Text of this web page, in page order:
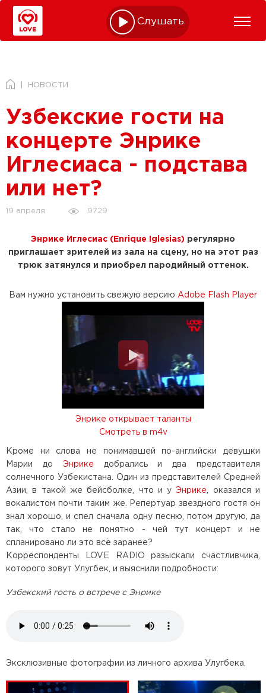
Слушать online
НОВОСТИ
Узбекские гости на
концерте Энрике
Иглесиаса - подстава
или нет?
19 апреля 9729
Энрике Иглесиас (Enrique Iglesias) регулярно
приглашает зрителей из зала на сцену, но на этот раз
трюк затянулся и приобрел пародийный оттенок.
Вам нужно установить свежую версию Adobe Flash Player
Энрике открывает таланты
Смотреть в m4v
Кроме ни слова не понимавшей по-английски девушки
Марии до Энрике добрались и два представителя
солнечного Узбекистана. Один из представителей Средней
Азии, в такой же бейсболке, что и уЭнрике
, оказался и
вокалистом почти таким же. Репертуар звездного гостя он
знал хорошо, и спел сначала одну песню, потом другую, да
так, что стало не понятно - чей тут концерт и не
спланировано ли это всё заранее?
Корреспонденты LOVE RADIO разыскали счастливчика,
которого зовут Улугбек, и выяснили подробности:
Узбекский гость о встрече с Энрике
Эксклюзивные фотографии из личного архива Улугбека.